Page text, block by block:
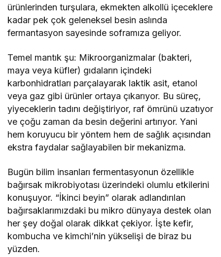
ürünlerinden turşulara, ekmekten alkollü içeceklere
kadar pek çok geleneksel besin aslında
fermantasyon sayesinde soframıza geliyor.
Temel mantık şu: Mikroorganizmalar (bakteri,
maya veya küfler) gıdaların içindeki
karbonhidratları parçalayarak laktik asit, etanol
veya gaz gibi ürünler ortaya çıkarıyor. Bu süreç,
yiyeceklerin tadını değiştiriyor, raf ömrünü uzatıyor
ve çoğu zaman da besin değerini artırıyor. Yani
hem koruyucu bir yöntem hem de sağlık açısından
ekstra faydalar sağlayabilen bir mekanizma.
Bugün bilim insanları fermentasyonun özellikle
bağırsak mikrobiyotası üzerindeki olumlu etkilerini
konuşuyor. “İkinci beyin” olarak adlandırılan
bağırsaklarımızdaki bu mikro dünyaya destek olan
her şey doğal olarak dikkat çekiyor. İşte kefir,
kombucha ve kimchi’nin yükselişi de biraz bu
yüzden.